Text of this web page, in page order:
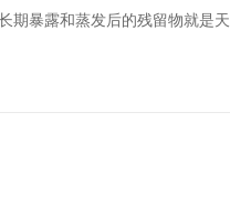
期暴露和蒸发后的残留物就是天